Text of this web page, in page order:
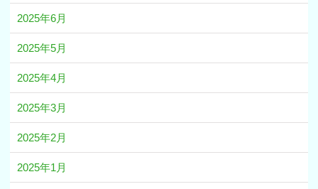
2025年6月
2025年5月
2025年4月
2025年3月
2025年2月
2025年1月